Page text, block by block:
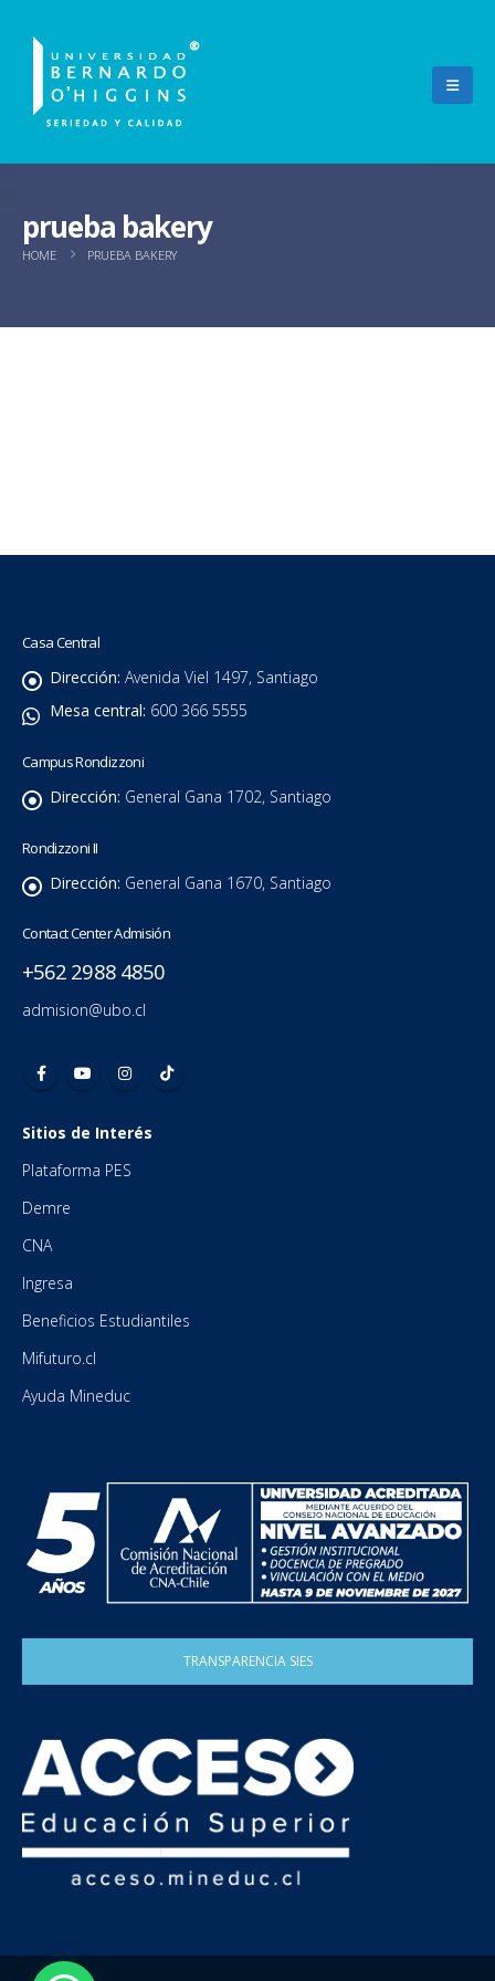
prueba bakery
HOME PRUEBA BAKERY
Casa Central
Dirección: Avenida Viel 1497, Santiago
Mesa central: 600 366 5555
Campus Rondizzoni
Dirección: General Gana 1702, Santiago
Rondizzoni II
Dirección: General Gana 1670, Santiago
Contact Center Admisión
+562 2988 4850
admision@ubo.cl
Sitios de Interés
Plataforma PES
Demre
CNA
Ingresa
Beneficios Estudiantiles
Mifuturo.cl
Ayuda Mineduc
TRANSPARENCIA SIES